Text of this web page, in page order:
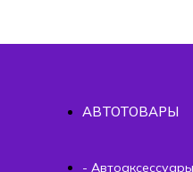
АВТОТОВАРЫ
- Автоаксессуары